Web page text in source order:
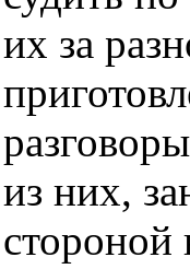
их за
из них,
стороной